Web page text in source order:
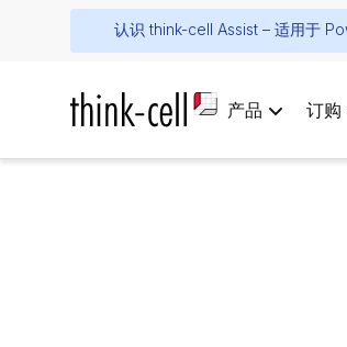
认识 think-cell Assist – 适用于
产品 订购